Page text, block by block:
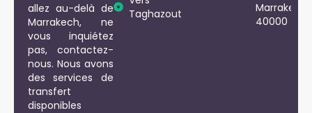
allez au-delà de
Marrakech, ne
vous inquiétez
pas, contactez-
nous. Nous avons
des services de
transfert
disponibles
Taghazout
Marrakech
40000